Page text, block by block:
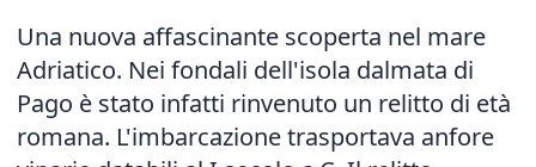
Una nuova affascinante scoperta nel mare
Adriatico. Nei fondali dell'isola dalmata di
Pago è stato infatti rinvenuto un relitto di età
romana. L'imbarcazione trasportava anfore